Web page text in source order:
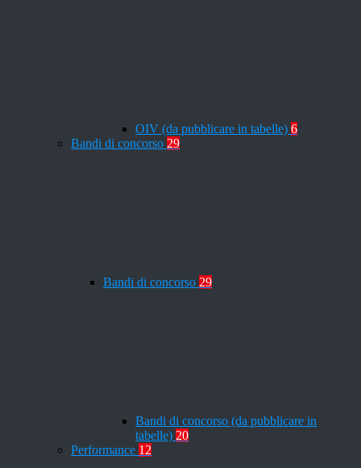
OIV (da pubblicare in tabelle) 6
Bandi di concorso 29
Bandi di concorso 29
Bandi di concorso (da pubblicare in
tabelle) 20
Performance 12